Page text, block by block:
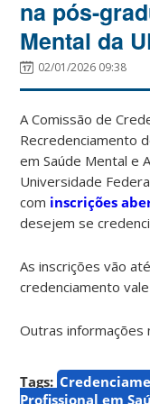
na pós-
Mental da
02/01/2026 09:38
A Comissão de
Recredenciamento
em Saúde Mental e
Universidade
com inscrições
desejem se
As inscrições vão
credenciamento
Outras informações
Tags:
Profissional em